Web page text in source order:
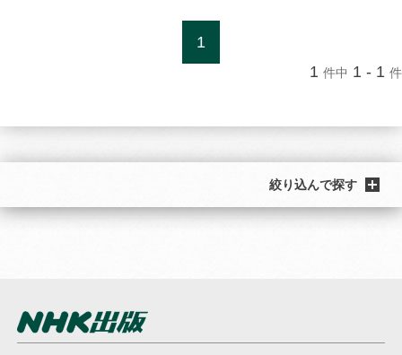
1
1 件中 1 - 1 件
絞り込んで探す